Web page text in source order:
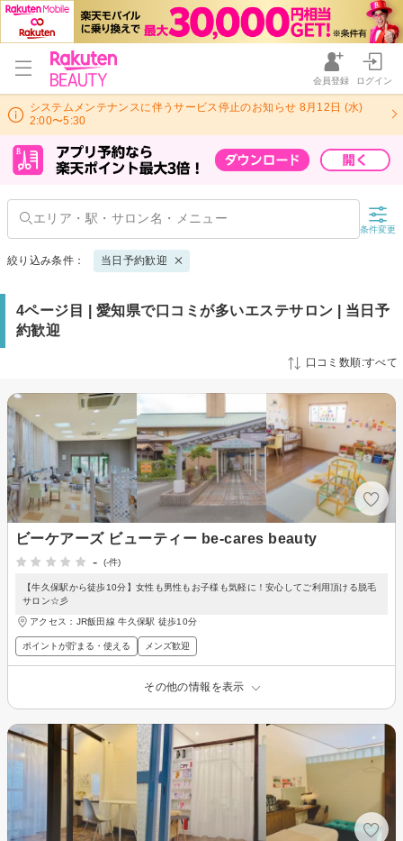
会員登録 ログイン
システムメンテナンスに伴うサービス停止のお知らせ 8月12日 (水)
2:00〜5:30
条件変更
絞り込み条件： 当日予約歓迎
4ページ目 | 愛知県で口コミが多いエステサロン | 当日予
約歓迎
口コミ数順:すべて
ビーケアーズ ビューティー be-cares beauty
-
(-件)
【牛久保駅から徒歩10分】女性も男性もお子様も気軽に！安心してご利用頂ける脱毛
サロン☆彡
アクセス：JR飯田線 牛久保駅 徒歩10分
ポイントが貯まる・使える メンズ歓迎
その他の情報を表示